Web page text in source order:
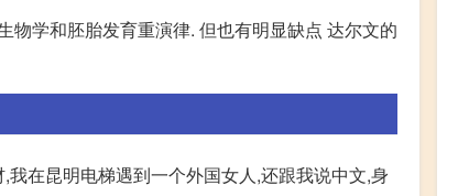
学和胚胎发育重演律. 但也有明显缺点 达尔文的
在昆明电梯遇到一个外国女人,还跟我说中文,身